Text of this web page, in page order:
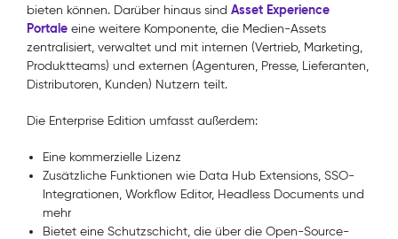
bieten können. Darüber hinaus sind Asset Experience
Portale eine weitere Komponente, die Medien-Assets
zentralisiert, verwaltet und mit internen (Vertrieb, Marketing,
Produktteams) und externen (Agenturen, Presse, Lieferanten,
Distributoren, Kunden) Nutzern teilt.
Die Enterprise Edition umfasst außerdem:
Eine kommerzielle Lizenz
Zusätzliche Funktionen wie Data Hub Extensions, SSO-
Integrationen, Workflow Editor, Headless Documents und
mehr
Bietet eine Schutzschicht, die über die Open-Source-